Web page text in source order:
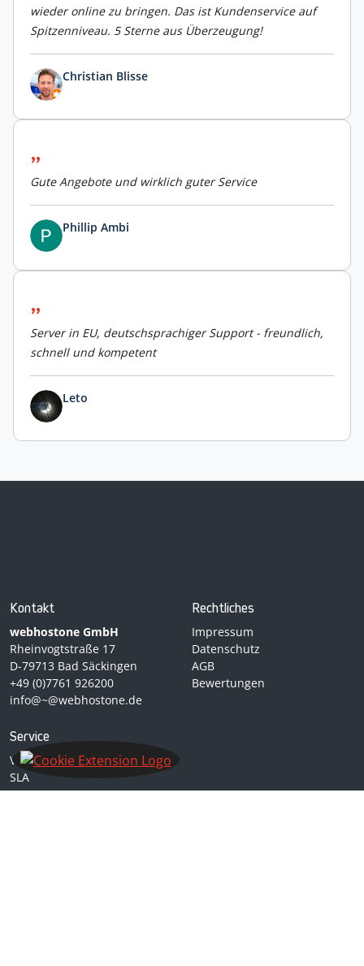
wieder online zu bringen. Das ist Kundenservice auf
Spitzenniveau. 5 Sterne aus Überzeugung!
Christian Blisse
Gute Angebote und wirklich guter Service
Phillip Ambi
Server in EU, deutschsprachiger Support - freundlich,
schnell und kompetent
Leto
Kontakt
webhostone GmbH
Rheinvogtstraße 17
D-79713 Bad Säckingen
+49 (0)7761 926200
info@~@webhostone.de
Rechtliches
Impressum
Datenschutz
AGB
Bewertungen
Service
Verbraucherinformation
SLA
AVV